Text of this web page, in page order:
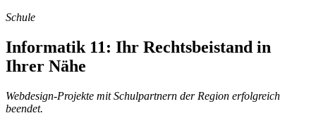
Schule
Informatik 11: Ihr Rechtsbeistand in
Ihrer Nähe
Webdesign-Projekte mit Schulpartnern der Region erfolgreich
beendet.